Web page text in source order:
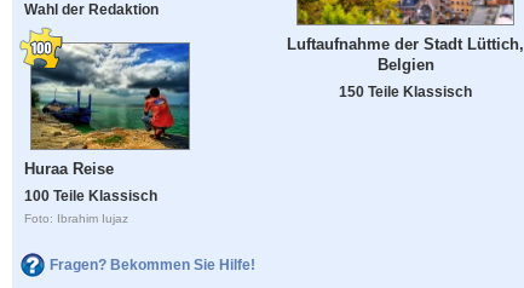
Wahl der Redaktion
Huraa Reise
100 Teile Klassisch
Foto: Ibrahim Iujaz
Fragen? Bekommen Sie Hilfe!
Luftaufnahme der Stadt Lüttich,
Belgien
150 Teile Klassisch